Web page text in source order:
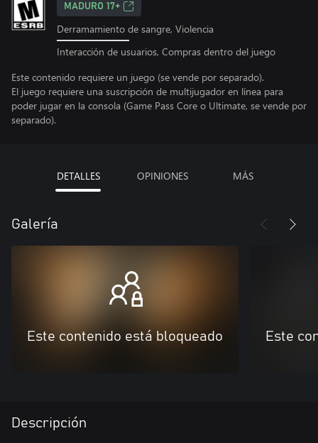
MADURO 17+
Derramamiento de sangre, Violencia
Interacción de usuarios, Compras dentro del juego
Este contenido requiere un juego (se vende por separado).
El juego requiere una suscripción de multijugador en línea para
poder jugar en la consola (Game Pass Core o Ultimate, se vende por
separado).
DETALLES OPINIONES MÁS
Galería
Este contenido está bloqueado Este
Descripción